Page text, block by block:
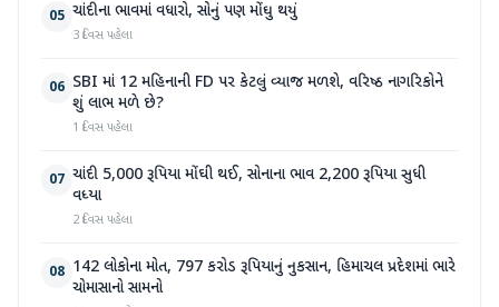
05 ચાંદીના ભાવમાં વધારો, સોનું પણ મોંઘુ થયું
3 દિવસ પહેલા
06 SBI માં 12 મહિનાની FD પર કેટલું વ્યાજ મળશે, વરિષ્ઠ નાગરિકોને
શું લાભ મળે છે?
1 દિવસ પહેલા
07 ચાંદી 5,000 રૂપિયા મોંઘી થઈ, સોનાના ભાવ 2,200 રૂપિયા સુધી
વધ્યા
2 દિવસ પહેલા
08 142 લોકોના મોત, 797 કરોડ રૂપિયાનું નુકસાન, હિમાચલ પ્રદેશમાં ભારે
ચોમાસાનો સામનો